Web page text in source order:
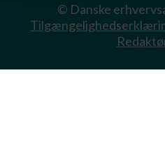
© Danske